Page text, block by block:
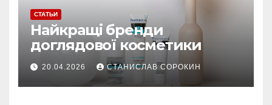
СТАТЬИ
Найкращі бренди
доглядової косметики
20.04.2026 СТАНИСЛАВ СОРОКИН